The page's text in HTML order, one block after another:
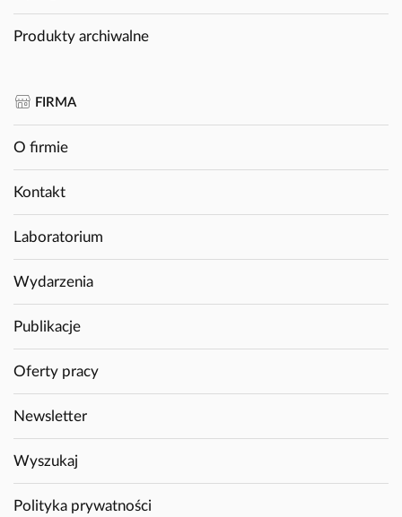
Produkty archiwalne
FIRMA
O firmie
Kontakt
Laboratorium
Wydarzenia
Publikacje
Oferty pracy
Newsletter
Wyszukaj
Polityka prywatności